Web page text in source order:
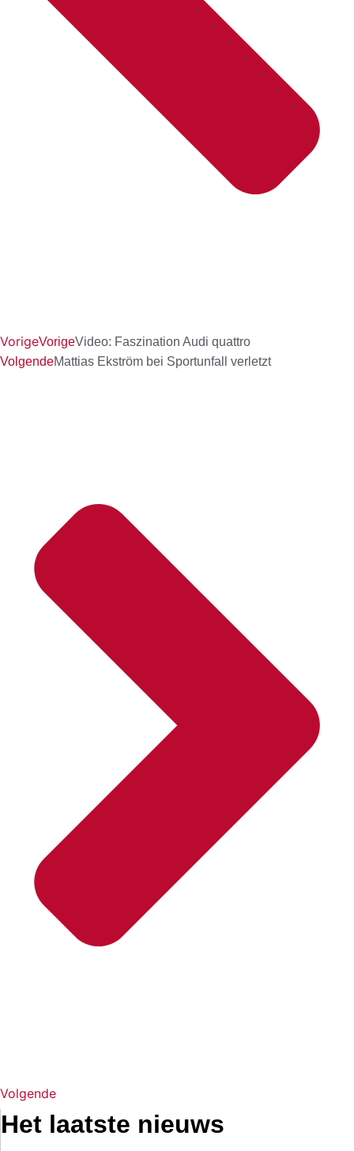
VorigeVorigeVideo: Faszination Audi quattro
VolgendeMattias Ekström bei Sportunfall verletzt
Volgende
Het laatste nieuws